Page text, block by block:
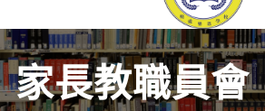
家長教職員會